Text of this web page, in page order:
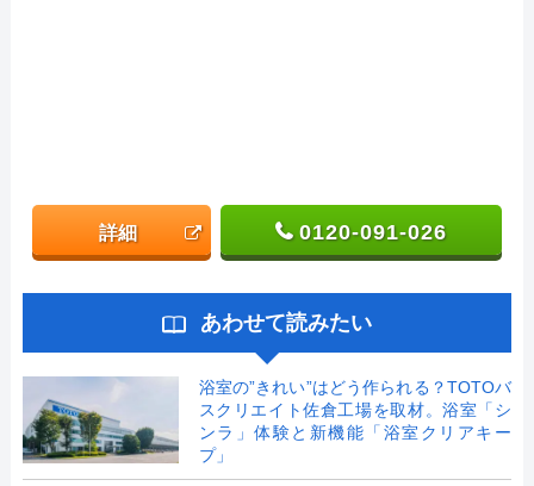
詳細 0120-091-026
あわせて読みたい
浴室の”きれい”はどう作られる？TOTOバ
スクリエイト佐倉工場を取材。浴室「シ
ンラ」体験と新機能「浴室クリアキー
プ」